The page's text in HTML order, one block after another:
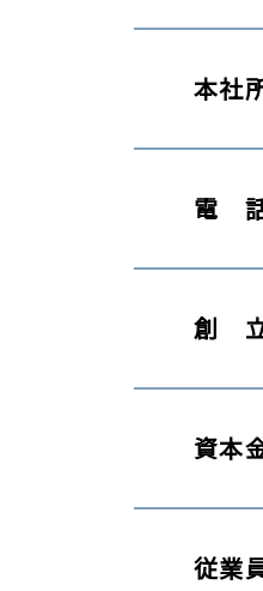
本社
電
創
資本
従業